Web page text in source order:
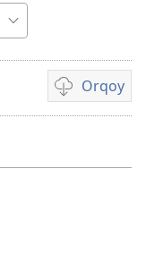
Orqoy
Videopi